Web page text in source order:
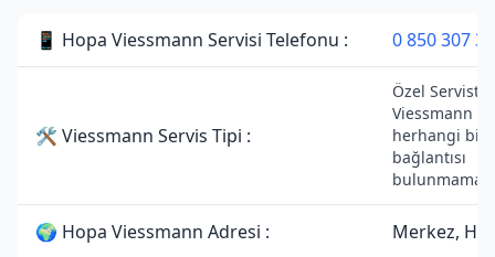
📱 Hopa Viessmann Servisi Telefonu : 0 850 307
🛠 Viessmann Servis Tipi :
Özel Servistir.
Viessmann
herhangi bir
bağlantısı
🌍 Hopa Viessmann Adresi : Merkez,